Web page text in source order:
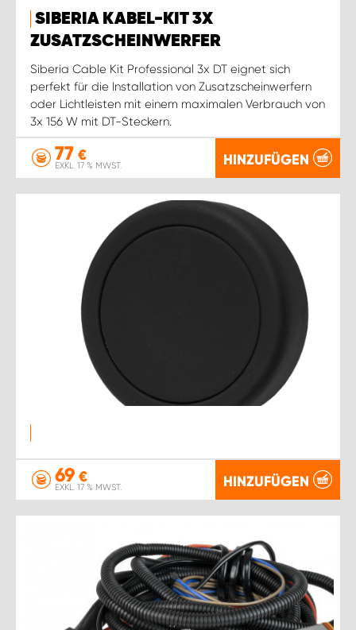
SIBERIA KABEL-KIT 3X
ZUSATZSCHEINWERFER
Siberia Cable Kit Professional 3x DT eignet sich
perfekt für die Installation von Zusatzscheinwerfern
oder Lichtleisten mit einem maximalen Verbrauch von
3x 156 W mit DT-Steckern.
77 €
EXKL. 17 % MWST. HINZUFÜGEN
69 €
EXKL. 17 % MWST. HINZUFÜGEN